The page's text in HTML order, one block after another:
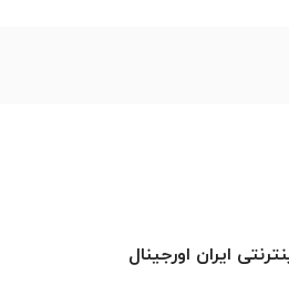
ایران اورجینال